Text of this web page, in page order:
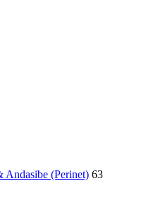
Andasibe (Perinet) 63